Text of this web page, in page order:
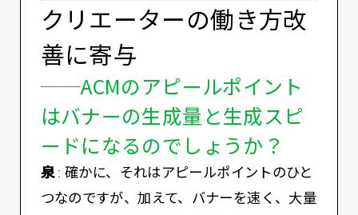
クリエーターの働き方改
善に寄与
──ACMのアピールポイント
はバナーの生成量と生成スピ
ードになるのでしょうか？
泉: 確かに、それはアピールポイントのひと
つなのですが、加えて、バナーを速く、大量